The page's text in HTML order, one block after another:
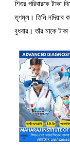
শিশুর পরিবারকে টাকা
তৃণমূল। তিনি নদিয়ার
বুধবার। তাঁর মাকে টাকা